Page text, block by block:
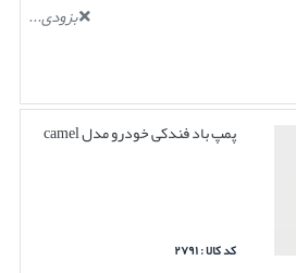
بزودی...
پمپ باد فندکی خودرو مدل camel
کد کالا : ۲۷۹۱